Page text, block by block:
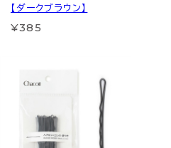
【ダークブラウン】
¥385